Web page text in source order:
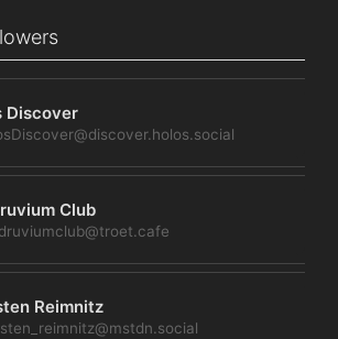
Discover
Club
Reimnitz